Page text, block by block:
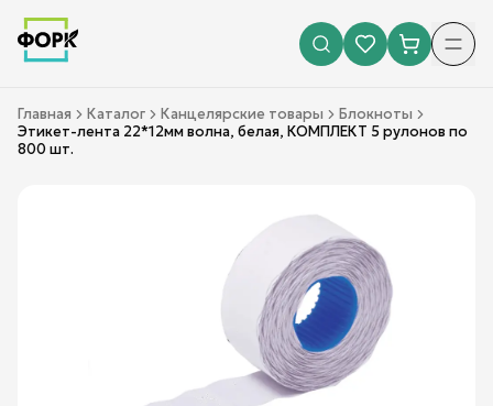
Главная Каталог Канцелярские товары
Блокноты
Этикет-лента 22*12мм волна, белая, КОМПЛЕКТ 5 рулонов по
800 шт.